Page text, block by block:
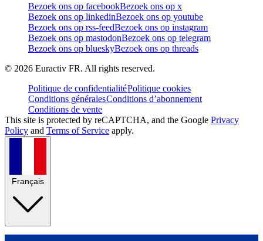
Bezoek ons op facebookBezoek ons op x
Bezoek ons op linkedinBezoek ons op youtube
Bezoek ons op rss-feedBezoek ons op instagram
Bezoek ons op mastodonBezoek ons op telegram
Bezoek ons op blueskyBezoek ons op threads
© 2026 Euractiv FR. All rights reserved.
Politique de confidentialitéPolitique cookies
Conditions généralesConditions d’abonnement
Conditions de vente
This site is protected by reCAPTCHA, and the Google Privacy
Policy and Terms of Service apply.
Français